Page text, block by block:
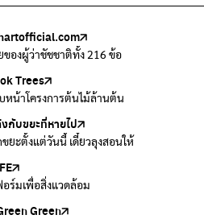
ของผู้ว่าชัชชาติทั้ง 216 ข้อ
Trees
หน้าโครงการต้นไม้ล้านต้น
งกับขยะที่หายไป
ขยะตั้งแต่วันนี้ เดี๋ยวลุงสอนให้
ร์มเพื่อสิ่งแวดล้อม
Green
Waste
ฯไม่เทรวม
ขยะได้ง่ายๆเพียงสแกนบาร์โค้ดสินค้า
กสีเขียว
กเขียวด้วยพลังเรียนรู้
ร์มการจัดการพลาสติกชีวภาพหลังการกินดื่ม
คุณภาพอากาศในกรุงเทพมหานคร
นฝุ่นผ่านไลน์ เมื่อค่าฝุ่นสูง
แวดล้อม กรุงเทพมหานคร
ลกระจายข่าวส่งเสริมอนุรักษ์พลังงาน กทม.
Bangkok 2030
รเพิ่มพื้นที่สีเขียวภายในปี 2030
and Development Center
แบบและพัฒนาผังเมือง
ในกรุงเทพโดยครีเอเตอร์
Strike Thailand
ค์โครงการเพื่อสิ่งแวดล้อมในสังคม
ยมวิทยา
คุมอากาศรวมถึงการแจ้งเตือนภัยพิบัติ
Bangkok Nature Play
35 ชั่วโมงการเรียนรู้ธรรมชาติผ่านการเล่น